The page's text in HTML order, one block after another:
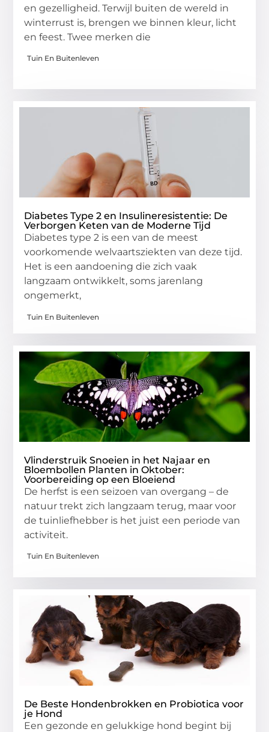
en gezelligheid. Terwijl buiten de wereld in
winterrust is, brengen we binnen kleur, licht
en feest. Twee merken die
Tuin En Buitenleven
Diabetes Type 2 en Insulineresistentie: De
Verborgen Keten van de Moderne Tijd
Diabetes type 2 is een van de meest
voorkomende welvaartsziekten van deze tijd.
Het is een aandoening die zich vaak
langzaam ontwikkelt, soms jarenlang
ongemerkt,
Tuin En Buitenleven
Vlinderstruik Snoeien in het Najaar en
Bloembollen Planten in Oktober:
Voorbereiding op een Bloeiend
De herfst is een seizoen van overgang – de
natuur trekt zich langzaam terug, maar voor
de tuinliefhebber is het juist een periode van
activiteit.
Tuin En Buitenleven
De Beste Hondenbrokken en Probiotica voor
je Hond
Een gezonde en gelukkige hond begint bij